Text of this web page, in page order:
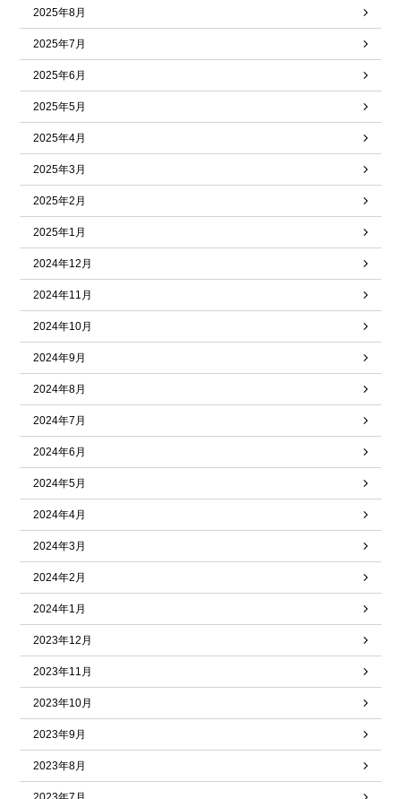
2025年8月
2025年7月
2025年6月
2025年5月
2025年4月
2025年3月
2025年2月
2025年1月
2024年12月
2024年11月
2024年10月
2024年9月
2024年8月
2024年7月
2024年6月
2024年5月
2024年4月
2024年3月
2024年2月
2024年1月
2023年12月
2023年11月
2023年10月
2023年9月
2023年8月